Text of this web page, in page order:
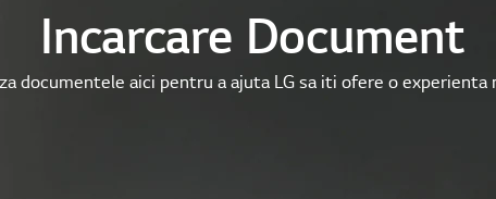
Incarcare Document
documentele aici pentru a ajuta LG sa iti ofere o experienta